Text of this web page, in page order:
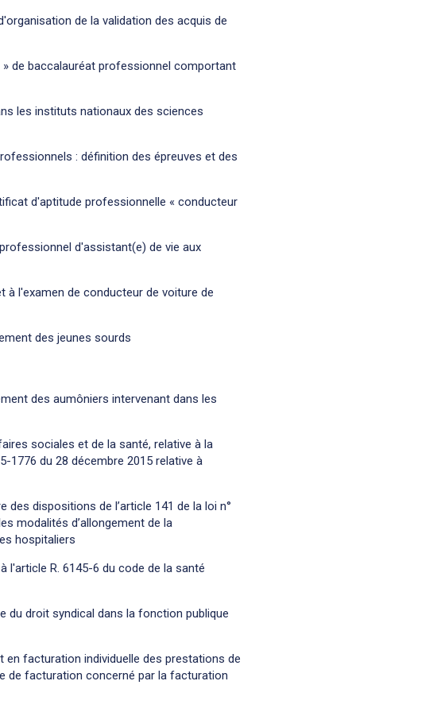
de la validation des acquis de
de baccalauréat professionnel comportant
les instituts nationaux des sciences
: définition des épreuves et des
d'aptitude professionnelle « conducteur
d'assistant(e) de vie aux
l'examen de conducteur de voiture de
des jeunes sourds
des aumôniers intervenant dans les
sociales et de la santé, relative à la
1776 du 28 décembre 2015 relative à
des dispositions de l’article 141 de la loi n°
modalités d’allongement de la
hospitaliers
R. 6145-6 du code de la santé
du droit syndical dans la fonction publique
facturation individuelle des prestations de
de facturation concerné par la facturation